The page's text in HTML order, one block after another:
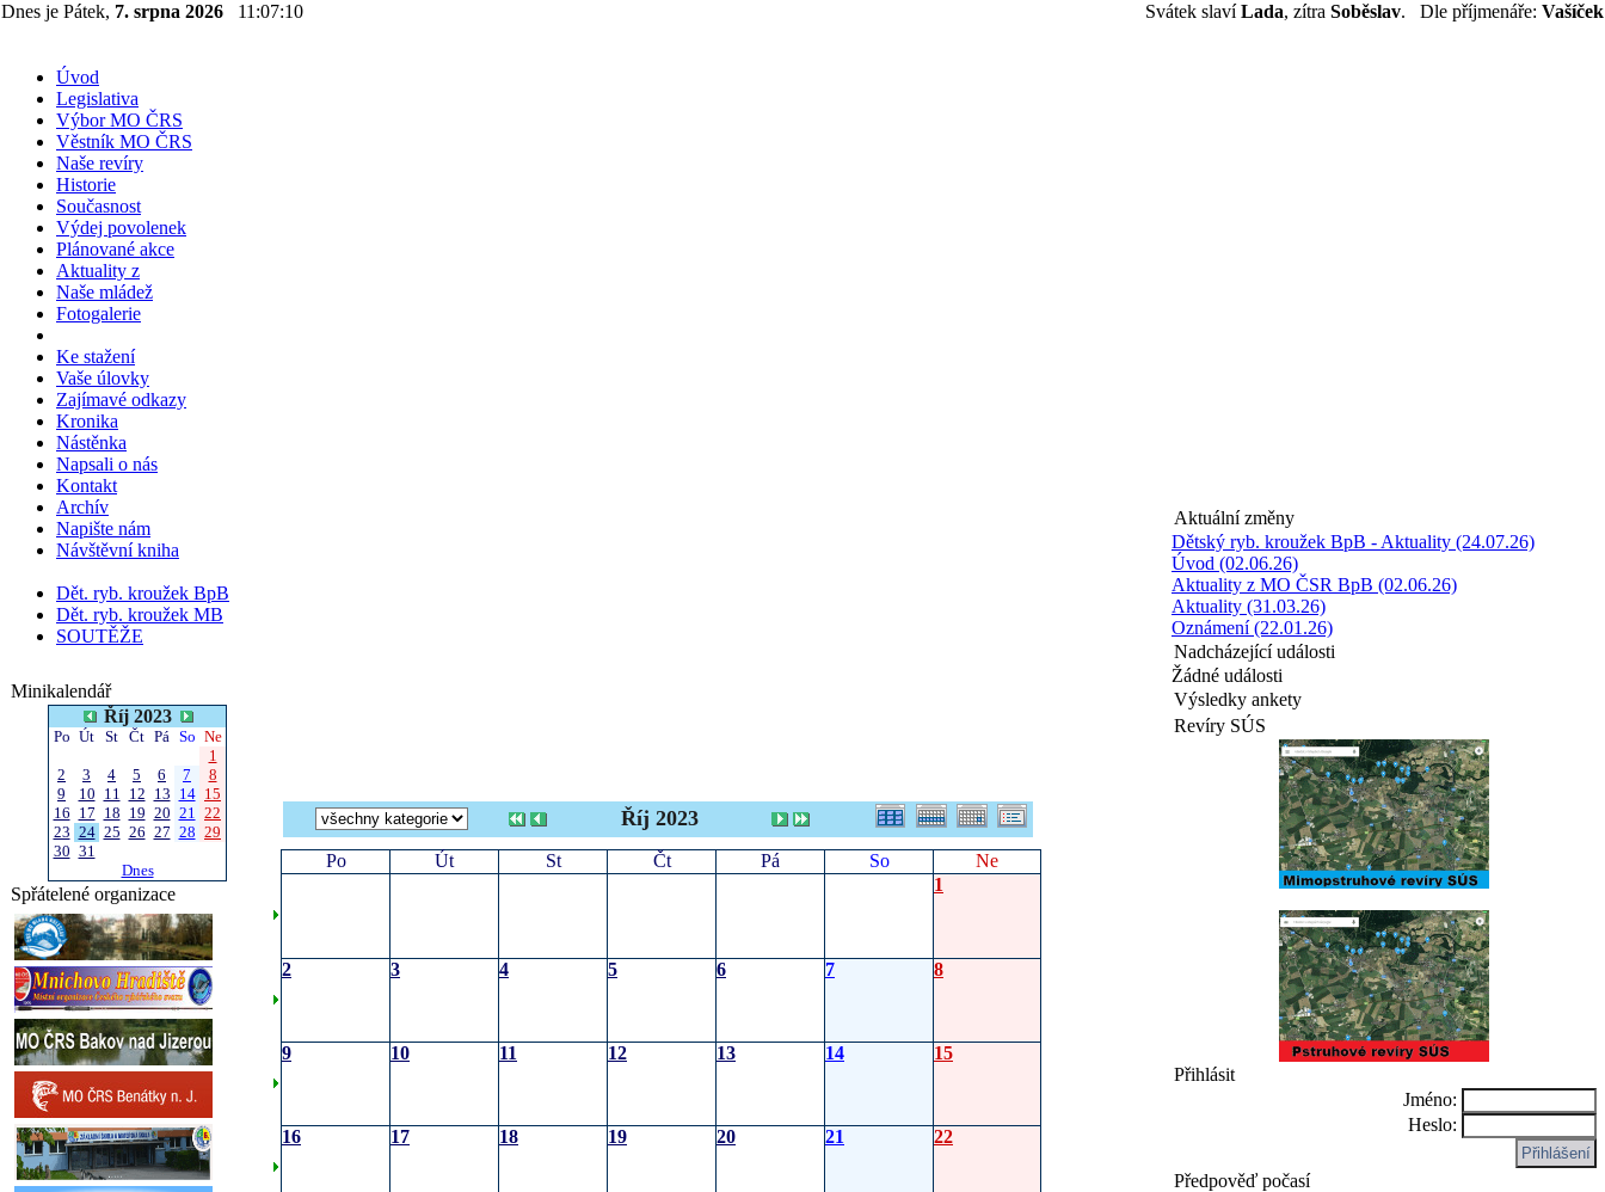
Dnes je Pátek, 7. srpna 2026 11:07:10 Svátek slavíLada, zítra Soběslav. Dle příjmenáře: Vašíček
Úvod
Legislativa
Výbor MO ČRS
Věstník MO ČRS
Naše revíry
Historie
Současnost
Výdej povolenek
Plánované akce
Aktuality z
Naše mládež
Fotogalerie
Ke stažení
Vaše úlovky
Zajímavé odkazy
Kronika
Nástěnka
Napsali o nás
Kontakt
Archív
Napište nám
Návštěvní kniha
Dět. ryb. kroužek BpB
Dět. ryb. kroužek MB
SOUTĚŽE
Minikalendář
Říj 2023
Po Út St Čt Pá So Ne
1
2
3 4 5 6 7
8
9
10 11 12 13 14 15
16 17 18 19 20 21 22
23 24 25 26 27 28 29
30 31
Dnes
Spřátelené organizace
Říj 2023
Po Út St Čt Pá So
Ne
1
2 3 4 5 6 7 8
9 10 11 12 13 14 15
16 17 18 19 20 21 22
Aktuální změny
Dětský ryb. kroužek BpB - Aktuality (24.07.26)
Úvod (02.06.26)
Aktuality z MO ČSR BpB (02.06.26)
Aktuality (31.03.26)
Oznámení (22.01.26)
Nadcházející události
Žádné události
Výsledky ankety
Revíry SÚS
Přihlásit
Jméno:
Heslo:
Předpověď počasí